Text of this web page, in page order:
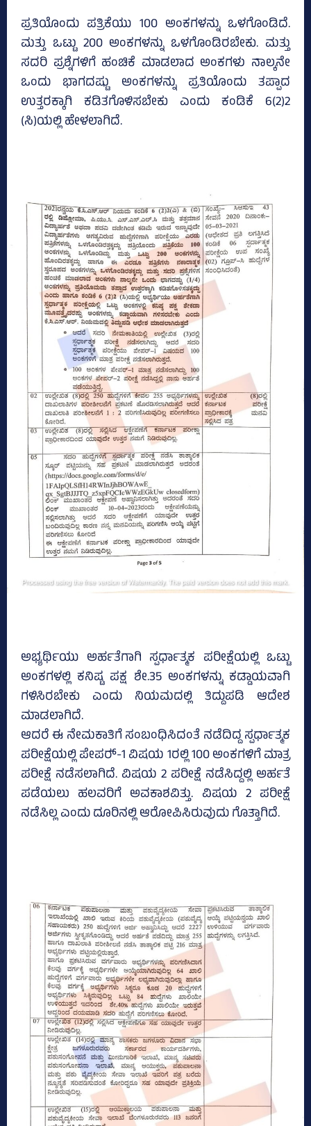
ಪ್ರತಿಯೊಂದು ಪತ್ರಿಕೆಯು 100 ಅಂಕಗಳನ್ನು ಒಳಗೊಂಡಿದೆ.
ಮತ್ತು ಒಟ್ಟು 200 ಅಂಕಗಳನ್ನು ಒಳಗೊಂಡಿರಬೇಕು. ಮತ್ತು
ಸದರಿ ಪ್ರಶ್ನೆಗಳಿಗೆ ಹಂಚಿಕೆ ಮಾಡಲಾದ ಅಂಕಗಳು ನಾಲ್ಕನೇ
ಒಂದು ಭಾಗದಷ್ಟು ಅಂಕಗಳನ್ನು ಪ್ರತಿಯೊಂದು ತಪ್ಪಾದ
ಉತ್ತರಕ್ಕಾಗಿ ಕಡಿತಗೊಳಿಸಬೇಕು ಎಂದು ಕಂಡಿಕೆ 6(2)2
(ಸಿ)ಯಲ್ಲಿ ಹೇಳಲಾಗಿದೆ.
ಅಭ್ಯರ್ಥಿಯು ಅರ್ಹತೆಗಾಗಿ ಸ್ಪರ್ಧಾತ್ಮಕ ಪರೀಕ್ಷೆಯಲ್ಲಿ ಒಟ್ಟು
ಅಂಕಗಳಲ್ಲಿ ಕನಿಷ್ಟ ಪಕ್ಷ ಶೇ.35 ಅಂಕಗಳನ್ನು ಕಡ್ಡಾಯವಾಗಿ
ಗಳಿಸಿರಬೇಕು ಎಂದು ನಿಯಮದಲ್ಲಿ ತಿದ್ದುಪಡಿ ಆದೇಶ
ಮಾಡಲಾಗಿದೆ.
ಆದರೆ ಈ ನೇಮಕಾತಿಗೆ ಸಂಬಂಧಿಸಿದಂತೆ ನಡೆದಿದ್ದ ಸ್ಪರ್ಧಾತ್ಮಕ
ಪರೀಕ್ಷೆಯಲ್ಲಿ ಪೇಪರ್‍‌-1 ವಿಷಯ 1ರಲ್ಲಿ 100 ಅಂಕಗಳಿಗೆ ಮಾತ್ರ
ಪರೀಕ್ಷೆ ನಡೆಸಲಾಗಿದೆ. ವಿಷಯ 2 ಪರೀಕ್ಷೆ ನಡೆಸಿದ್ದಲ್ಲಿ ಅರ್ಹತೆ
ಪಡೆಯಲು ಹಲವರಿಗೆ ಅವಕಾಶವಿತ್ತು. ವಿಷಯ 2 ಪರೀಕ್ಷೆ
ನಡೆಸಿಲ್ಲ ಎಂದು ದೂರಿನಲ್ಲಿ ಆರೋಪಿಸಿರುವುದು ಗೊತ್ತಾಗಿದೆ.